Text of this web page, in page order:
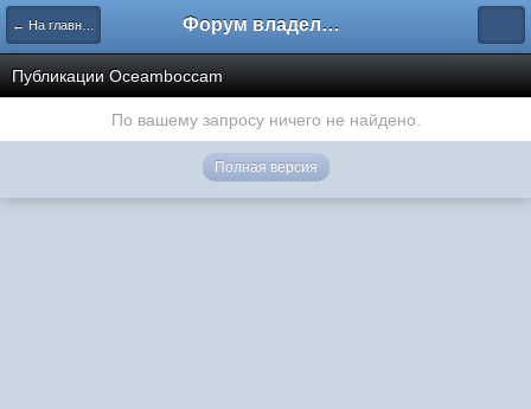
← На главную Форум владельцев интернет-магазинов
Публикации Oceamboccam
По вашему запросу ничего не найдено.
Полная версия